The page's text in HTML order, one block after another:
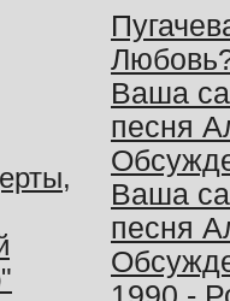
Ваша
песня
Ваша
песня